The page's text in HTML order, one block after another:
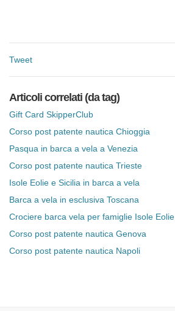
Tweet
Articoli correlati (da tag)
Gift Card SkipperClub
Corso post patente nautica Chioggia
Pasqua in barca a vela a Venezia
Corso post patente nautica Trieste
Isole Eolie e Sicilia in barca a vela
Barca a vela in esclusiva Toscana
Crociere barca vela per famiglie Isole Eolie
Corso post patente nautica Genova
Corso post patente nautica Napoli